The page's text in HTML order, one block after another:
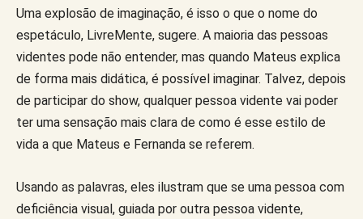
Uma explosão de imaginação, é isso o que o nome do
espetáculo, LivreMente, sugere. A maioria das pessoas
videntes pode não entender, mas quando Mateus explica
de forma mais didática, é possível imaginar. Talvez, depois
de participar do show, qualquer pessoa vidente vai poder
ter uma sensação mais clara de como é esse estilo de
vida a que Mateus e Fernanda se referem.
Usando as palavras, eles ilustram que se uma pessoa com
deficiência visual, guiada por outra pessoa vidente,